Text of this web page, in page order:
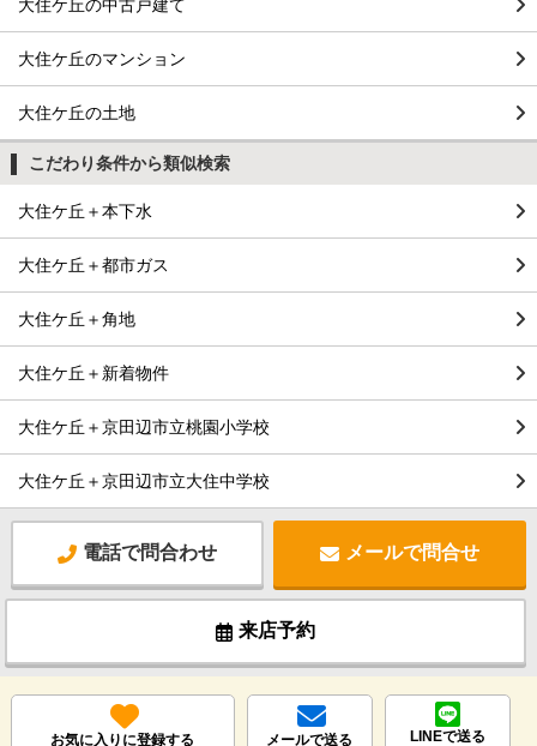
大住ケ丘の中古戸建て
大住ケ丘のマンション
大住ケ丘の土地
こだわり条件から類似検索
大住ケ丘＋本下水
大住ケ丘＋都市ガス
大住ケ丘＋角地
大住ケ丘＋新着物件
大住ケ丘＋京田辺市立桃園小学校
大住ケ丘＋京田辺市立大住中学校
電話で問合わせ メールで問合せ
来店予約
お気に入りに登録する メールで送る LINEで送る